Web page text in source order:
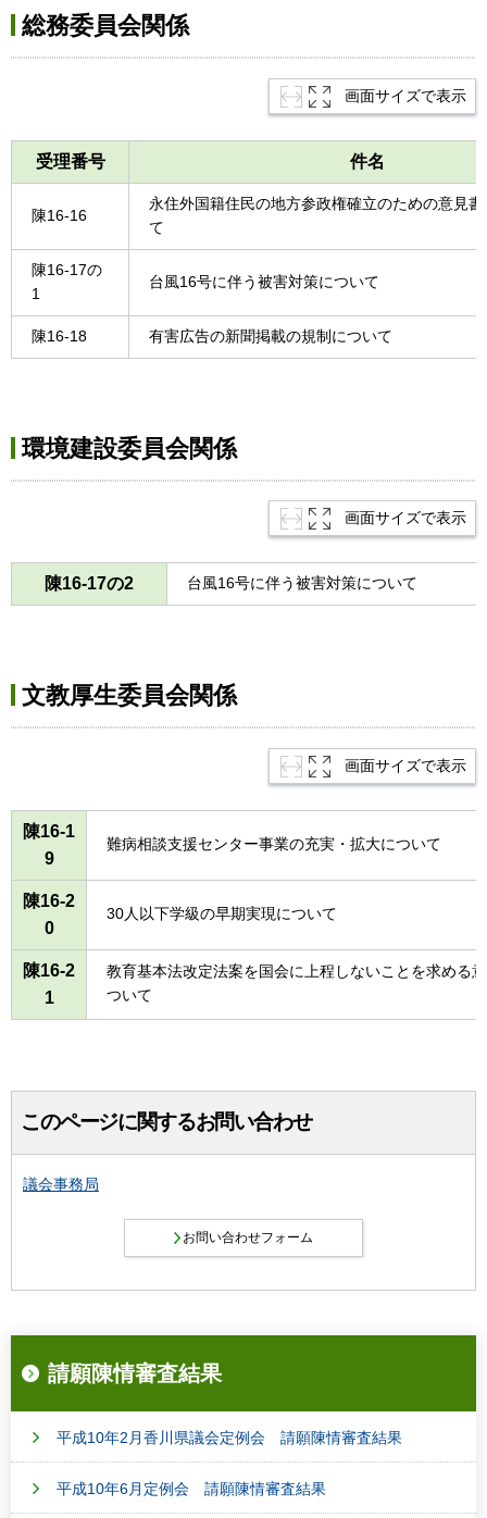
総務委員会関係
画面サイズで表示
受理番号 件名
陳16-16
永住外国籍住民の地方参政権確立のための意見
て
陳16-17の
1
台風16号に伴う被害対策について
陳16-18 有害広告の新聞掲載の規制について
環境建設委員会関係
画面サイズで表示
陳16-17の2 台風16号に伴う被害対策について
文教厚生委員会関係
画面サイズで表示
陳16-1
9
難病相談支援センター事業の充実・拡大について
陳16-2
0
30人以下学級の早期実現について
陳16-2
1
教育基本法改定法案を国会に上程しないことを求める
ついて
このページに関するお問い合わせ
議会事務局
請願陳情審査結果
平成10年2月香川県議会定例会 請願陳情審査結果
平成10年6月定例会 請願陳情審査結果